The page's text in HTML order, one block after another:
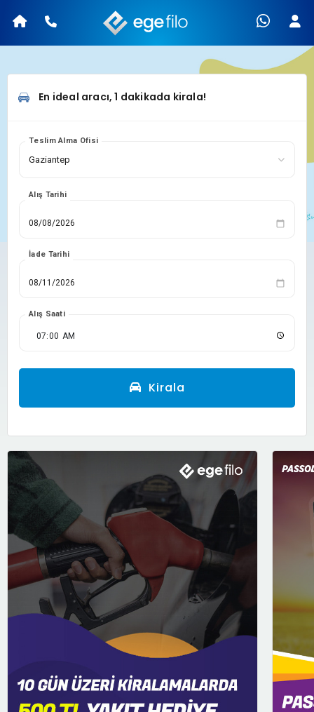
En ideal aracı, 1 dakikada kirala!
Teslim Alma Ofisi
Alış Tarihi
İade Tarihi
Alış Saati
Kirala